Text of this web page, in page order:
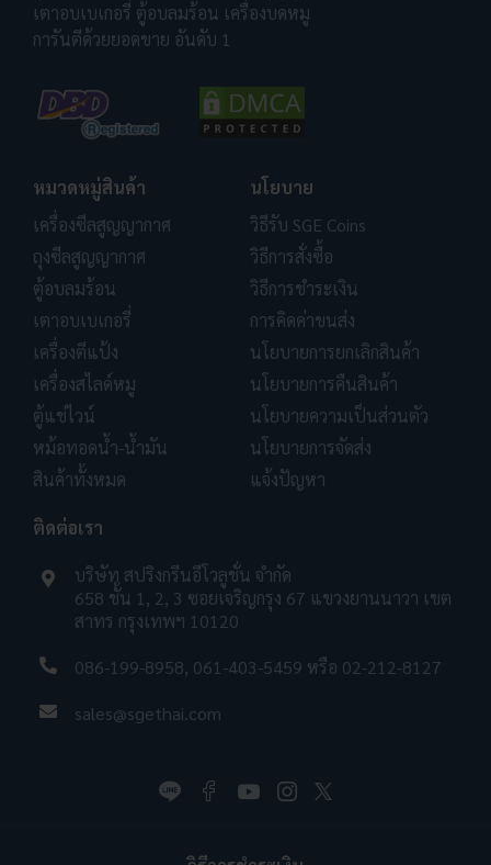
เตาอบเบเกอรี่ ตู้อบลมร้อน เครื่องบดหมู
การันตีด้วยยอดขาย อันดับ 1
หมวดหมู่สินค้า
เครื่องซีลสูญญากาศ
ถุงซีลสูญญากาศ
ตู้อบลมร้อน
เตาอบเบเกอรี่
เครื่องตีแป้ง
เครื่องสไลด์หมู
ตู้แช่ไวน์
หม้อทอดน้ำ-น้ำมัน
สินค้าทั้งหมด
นโยบาย
วิธีรับ SGE Coins
วิธีการสั่งซื้อ
วิธีการชำระเงิน
การคิดค่าขนส่ง
นโยบายการยกเลิกสินค้า
นโยบายการคืนสินค้า
นโยบายความเป็นส่วนตัว
นโยบายการจัดส่ง
แจ้งปัญหา
ติดต่อเรา
บริษัท สปริงกรีนอีโวลูชั่น จำกัด
658 ชั้น 1, 2, 3 ซอยเจริญกรุง 67 แขวงยานนาวา เขต
สาทร กรุงเทพฯ 10120
086-199-8958, 061-403-5459 หรือ 02-212-8127
sales@sgethai.com